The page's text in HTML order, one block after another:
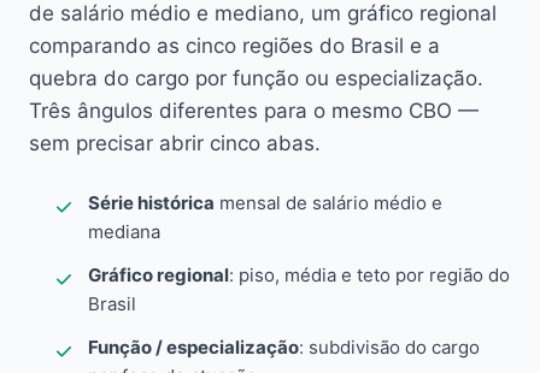
de salário médio e mediano, um gráfico regional
comparando as cinco regiões do Brasil e a
quebra do cargo por função ou especialização.
Três ângulos diferentes para o mesmo CBO —
sem precisar abrir cinco abas.
Série histórica mensal de salário médio e
mediana
Gráfico regional: piso, média e teto por região do
Brasil
Função / especialização: subdivisão do cargo